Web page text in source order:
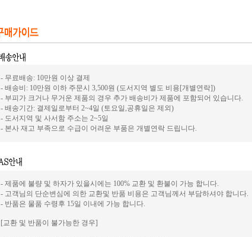
- 무료배송: 10만원 이상 결제
- 배송비: 10만원 이하 주문시 3,500원 (도서지역 별도 비용[개별연락])
- 부피가 크거나 무거운 제품의 경우 추가 배송비가 제품에 포함되어 있습니다.
- 배송기간: 결제일로부터 2~4일 (토요일,공휴일은 제외)
- 도서지역 및 사서함 주소는 2~5일
- 본사 재고 부족으로 수급이 어려운 부품은 개별연락 드립니다.
- 제품에 불량 및 하자가 있을시에는 100% 교환 및 환불이 가능 합니다.
- 고객님의 단순변심에 의한 교환및 반품 비용은 고객님께서 부담하셔야 합니다.
- 반품은 물품 수령후 15일 이내에 가능 합니다.
[교환 및 반품이 불가능한 경우]